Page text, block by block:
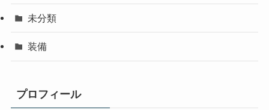
未分類
装備
プロフィール